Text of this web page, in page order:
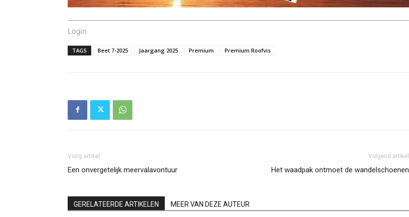
Login
TAGS Beet 7-2025 Jaargang 2025 Premium Premium Roofvis
Vorig artikel
Een onvergetelijk meervalavontuur
Volgend artikel
Het waadpak ontmoet de wandelschoenen
GERELATEERDE ARTIKELEN MEER VAN DEZE AUTEUR